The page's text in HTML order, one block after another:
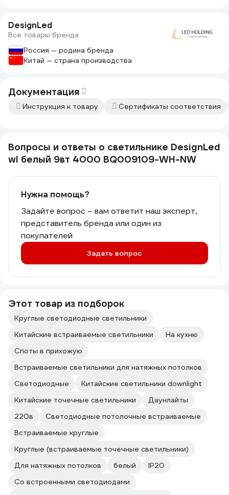
DesignLed
Все товары бренда
Россия — родина бренда
Китай — страна производства
Документация
Инструкция к товару Сертификаты соответствия
Вопросы и ответы о светильнике DesignLed
wl белый 9вт 4000 BQ009109-WH-NW
Нужна помощь?
Задайте вопрос – вам ответит наш эксперт,
представитель бренда или один из
покупателей
Задать вопрос
Этот товар из подборок
Круглые светодиодные светильники
Китайские встраиваемые светильники
На кухню
Споты в прихожую
Встраиваемые светильники для натяжных потолков
Светодиодные
Китайские светильники downlight
Китайские точечные светильники
Даунлайты
220в
Светодиодные потолочные встраиваемые
Встраиваемые круглые
Круглые (встраиваемые точечные светильники)
Для натяжных потолков
белый
IP20
Со встроенными светодиодами